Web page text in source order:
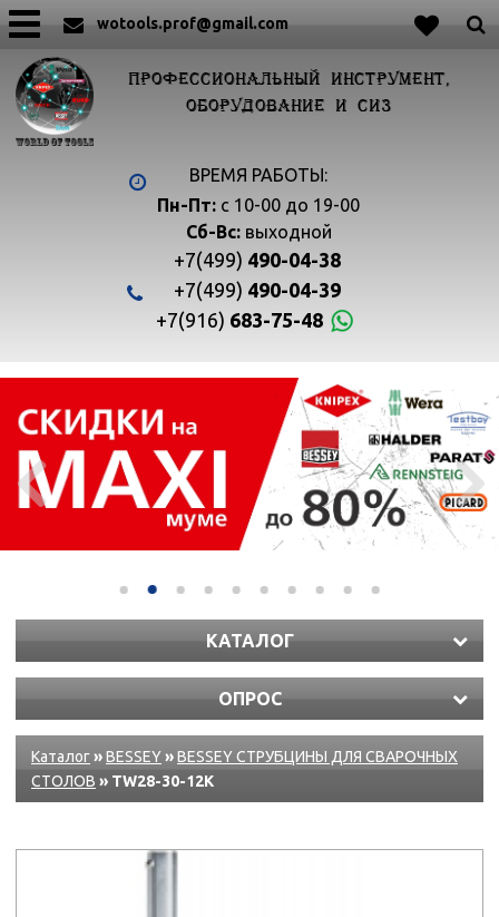
wotools.prof@gmail.com
ПРОФЕССИОНАЛЬНЫЙ ИНСТРУМЕНТ,
ОБОРУДОВАНИЕ И СИЗ
ВРЕМЯ РАБОТЫ:
Пн-Пт: с 10-00 до 19-00
Сб-Вс:выходной
+7(499) 490-04-38
+7(499) 490-04-39
+7(916) 683-75-48
 
КАТАЛОГ
ОПРОС
Каталог»BESSEY»BESSEY СТРУБЦИНЫ ДЛЯ СВАРОЧНЫХ
СТОЛОВ » TW28-30-12K